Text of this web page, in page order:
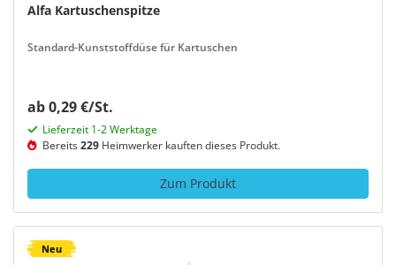
Alfa Kartuschenspitze
Standard-Kunststoffdüse für Kartuschen
ab 0,29 €/St.
Lieferzeit 1-2 Werktage
Bereits229 Heimwerker kauften dieses Produkt.
Zum Produkt
Neu